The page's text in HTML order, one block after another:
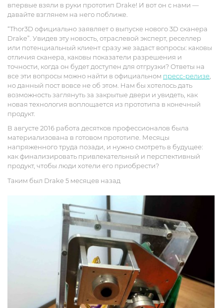
впервые взяли в руки прототип Drake! И вот он с нами —
давайте взглянем на него поближе.
“Тhor3D официально заявляет о выпуске нового 3D сканера
Drake”. Увидев эту новость, отраслевой эксперт, реселлер
или потенциальный клиент сразу же задаст вопросы: каковы
отличия сканера, каковы показатели разрешения и
точности, когда он будет доступен для отгрузки? Ответы на
все эти вопросы можно найти в официальном пресс-релизе
но данный пост вовсе не об этом. Нам бы хотелось дать
возможность заглянуть за закрытые двери и увидеть, как
новая технология воплощается из прототипа в конечный
продукт.
В августе 2016 работа десятков профессионалов была
материализована в готовом прототипе. Месяцы
напряженного труда позади, и нужно смотреть в будущее:
как финализировать привлекательный и перспективный
продукт, чтобы люди хотели его приобрести?
Таким был Drake 5 месяцев назад